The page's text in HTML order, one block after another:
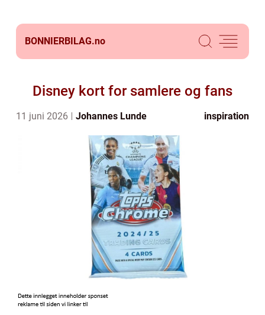
BONNIERBILAG.no
Disney kort for samlere og fans
11 juni 2026 Johannes Lunde inspiration